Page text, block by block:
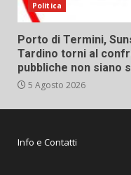
Politica
Porto di Termini,
Tardino torni al
pubbliche non siano
5 Agosto 2026
Info e Contatti